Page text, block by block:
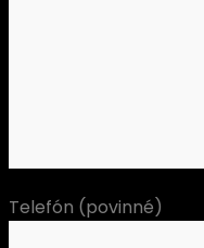
Telefón (povinné)